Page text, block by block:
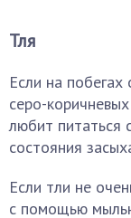
Тля
Если на
серо-
любит питаться
состояния
Если тли не
с помощью